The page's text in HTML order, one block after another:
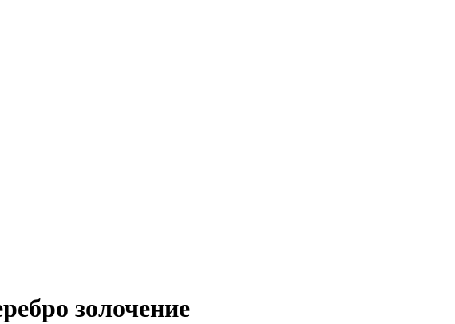
золочение